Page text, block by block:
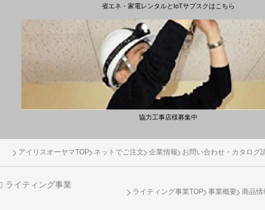
省エネ・家電レンタルとIoTサブスクはこちら
協力工事店様募集中
アイリスオーヤマTOP ネットでご注文 企業情報 お問い合わせ・カタログ
ライティング事業
ライティング事業TOP 事業概要 商品情